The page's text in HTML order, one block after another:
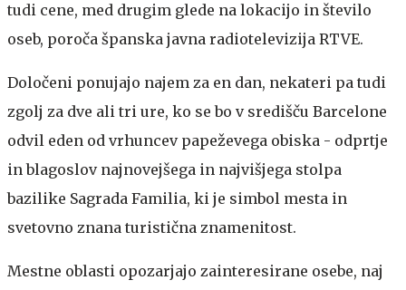
tudi cene, med drugim glede na lokacijo in število
oseb, poroča španska javna radiotelevizija RTVE.
Določeni ponujajo najem za en dan, nekateri pa tudi
zgolj za dve ali tri ure, ko se bo v središču Barcelone
odvil eden od vrhuncev papeževega obiska - odprtje
in blagoslov najnovejšega in najvišjega stolpa
bazilike Sagrada Familia, ki je simbol mesta in
svetovno znana turistična znamenitost.
Mestne oblasti opozarjajo zainteresirane osebe, naj